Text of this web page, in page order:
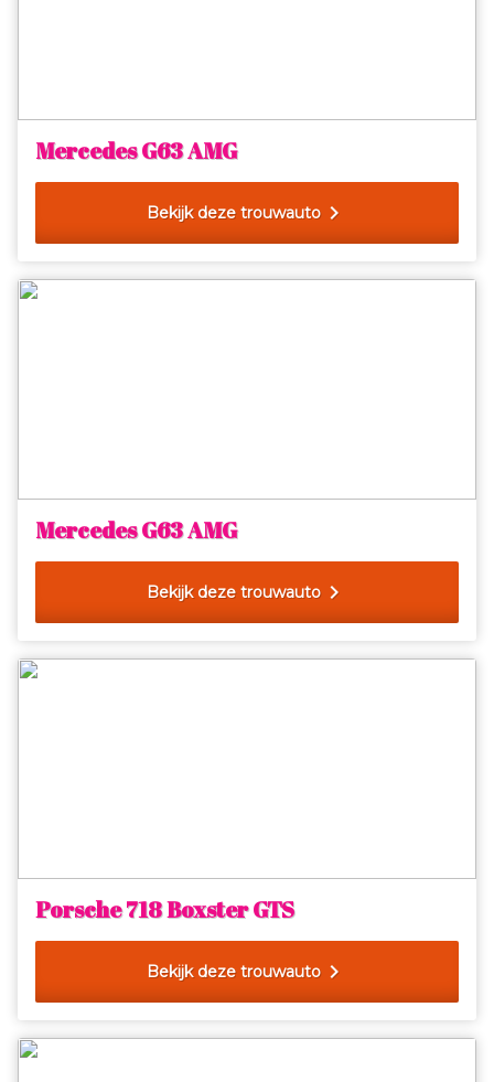
Mercedes G63 AMG
Bekijk deze trouwauto chevron_right
Mercedes G63 AMG
Bekijk deze trouwauto chevron_right
Porsche 718 Boxster GTS
Bekijk deze trouwauto chevron_right